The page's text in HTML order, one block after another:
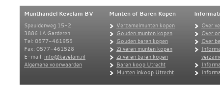
Munthandel Kevelam BV
Speulderweg 15-2
3886 LA Garderen
Tel: 0577-461955
Fax: 0577-461528
E-mail: info@kevelam.nl
Algemene voorwaarden
Munten of Baren Kopen
Verzamelmunten kopen
Gouden munten kopen
Gouden baren kopen
Zilveren munten kopen
Zilveren baren kopen
Baren koop Utrecht
Munten inkoop Utrecht
Over
Over
Over